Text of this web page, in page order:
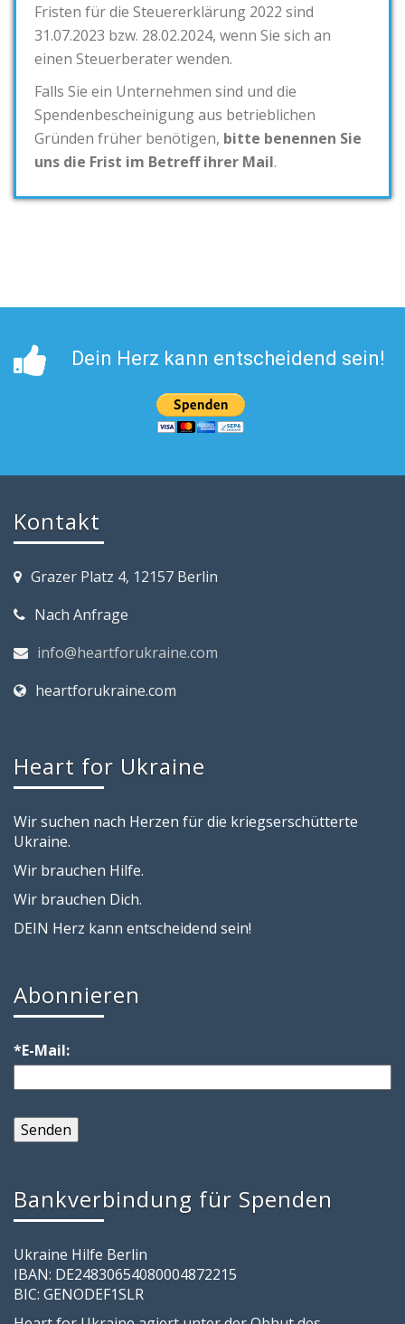
Fristen für die Steuererklärung 2022 sind
31.07.2023 bzw. 28.02.2024, wenn Sie sich an
einen Steuerberater wenden.
Falls Sie ein Unternehmen sind und die
Spendenbescheinigung aus betrieblichen
Gründen früher benötigen, bitte benennen Sie
uns die Frist im Betreff ihrer Mail.
Dein Herz kann entscheidend sein!
Kontakt
Grazer Platz 4, 12157 Berlin
Nach Anfrage
info@heartforukraine.com
heartforukraine.com
Heart for Ukraine
Wir suchen nach Herzen für die kriegserschütterte
Ukraine.
Wir brauchen Hilfe.
Wir brauchen Dich.
DEIN Herz kann entscheidend sein!
Abonnieren
*E-Mail:
Bankverbindung für Spenden
Ukraine Hilfe Berlin
IBAN: DE24830654080004872215
BIC: GENODEF1SLR